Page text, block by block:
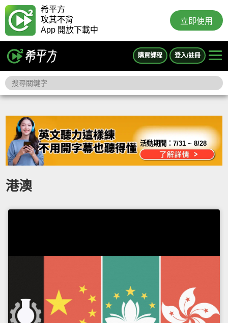
希平方
攻其不背
App 開放下載中
立即使用
購買課程 登入/註冊
活動期間：7/31 ~ 8/28
港澳